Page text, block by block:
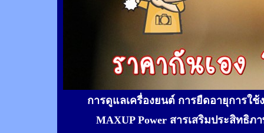
การดูแลเครื่องยนต์ การยืดอายุการใ
MAXUP Power สารเสริมประสิทธิ